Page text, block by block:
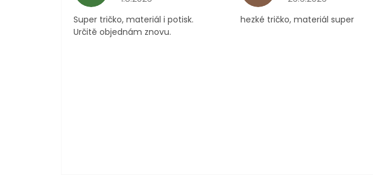
Super tričko, materiál i potisk.
Určitě objednám znovu.
hezké tričko, materiál super